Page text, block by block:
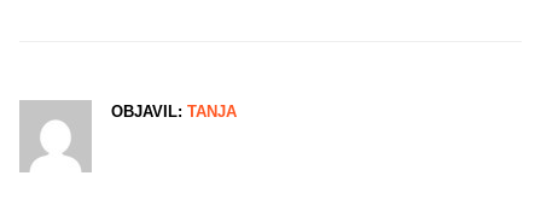
OBJAVIL: TANJA